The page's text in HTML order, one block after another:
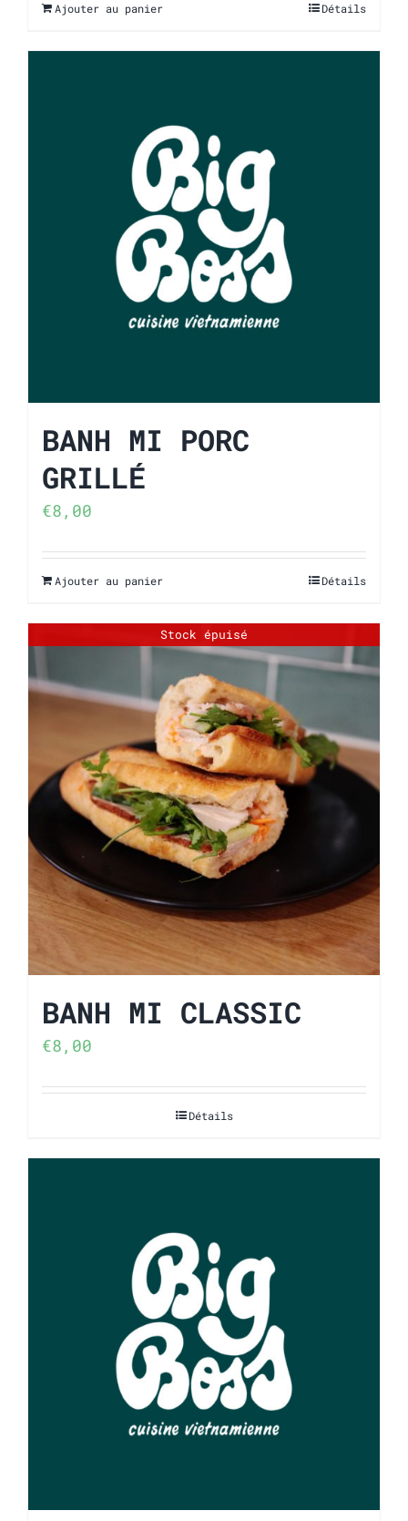
Ajouter au panier Détails
BANH MI PORC
GRILLÉ
€8,00
Ajouter au panier Détails
Stock épuisé
BANH MI CLASSIC
€8,00
Détails